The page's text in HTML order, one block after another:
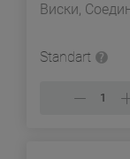
Виски,
Standart